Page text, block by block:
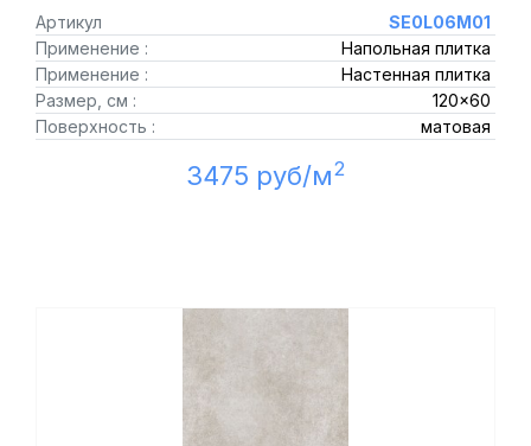
Артикул
SE0L06M01
Применение :
Напольная плитка
Применение :
Настенная плитка
Размер, см :
120x60
Поверхность :
матовая
3475 руб/м2